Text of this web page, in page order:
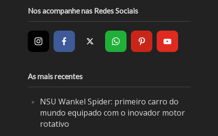
Nos acompanhe nas Redes Sociais
As mais recentes
NSU Wankel Spider: primeiro carro do
mundo equipado com o inovador motor
rotativo